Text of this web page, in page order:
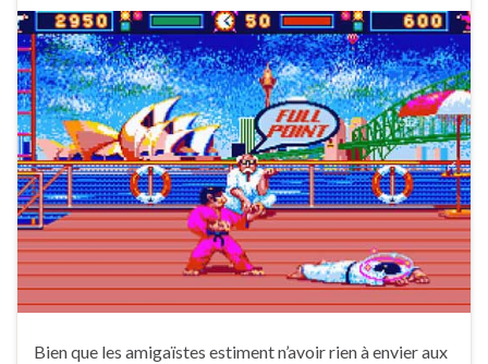
Bien que les amigaïstes estiment n’avoir rien à envier aux